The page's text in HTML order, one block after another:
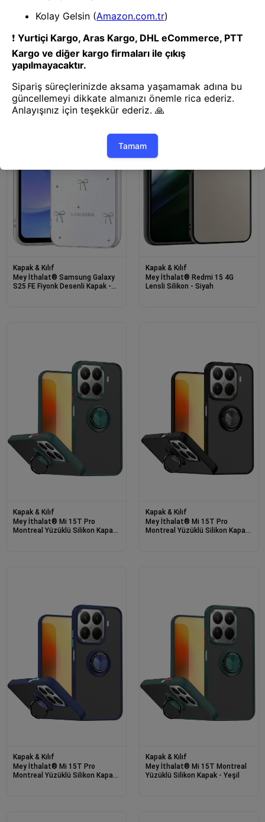
Mey İthalat® Samsung Galaxy
S25 FE Fiyonk Desenli Kapak -
Desen 9
Kapak & Kılıf
Mey İthalat® Samsung Galaxy
S25 FE Fiyonk Desenli Kapak -
Desen 8
Kapak & Kılıf
Mey İthalat® Samsung Galaxy
S25 FE Fiyonk Desenli Kapak -
Kapak & Kılıf
Mey İthalat® Redmi 15 4G
Lensli Silikon - Siyah
Kapak & Kılıf
Mey İthalat® Mi 15T Pro
Montreal Yüzüklü Silikon Kapak
Kapak & Kılıf
Mey İthalat® Mi 15T Pro
Montreal Yüzüklü Silikon Kapak
Kapak & Kılıf
Mey İthalat® Mi 15T Pro
Montreal Yüzüklü Silikon Kapak
Kapak & Kılıf
Mey İthalat® Mi 15T Montreal
Yüzüklü Silikon Kapak - Yeşil